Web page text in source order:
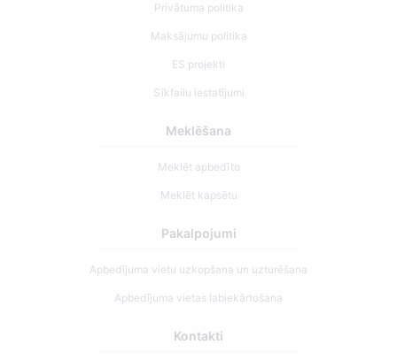
Privātuma politika
Maksājumu politika
ES projekti
Sīkfailu iestatījumi
Meklēšana
Meklēt apbedīto
Meklēt kapsētu
Pakalpojumi
Apbedījuma vietu uzkopšana un uzturēšana
Apbedījuma vietas labiekārtošana
Kontakti